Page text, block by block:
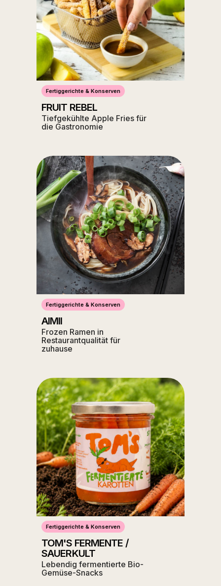
Fertiggerichte & Konserven
FRUIT REBEL
Tiefgekühlte Apple Fries für
die Gastronomie
Fertiggerichte & Konserven
AIMII
Frozen Ramen in
Restaurantqualität für
zuhause
Fertiggerichte & Konserven
TOM'S FERMENTE /
SAUERKULT
Lebendig fermentierte Bio-
Gemüse-Snacks